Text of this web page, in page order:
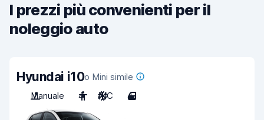
I prezzi più convenienti per il
noleggio auto
Hyundai i10o Mini simile
Manuale
4 A/C 4